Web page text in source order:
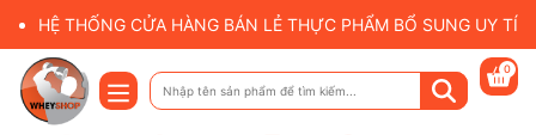
HỆ THỐNG CỬA HÀNG BÁN LẺ THỰC PHẨM BỔ SUNG UY
0